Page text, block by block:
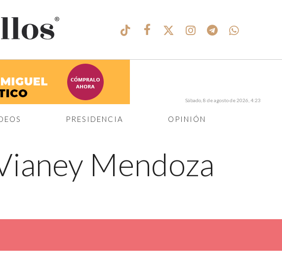
®
PRESIDENCIA OPINIÓN
Sábado, 8 de agosto de 2026, 4:23
Mendoza